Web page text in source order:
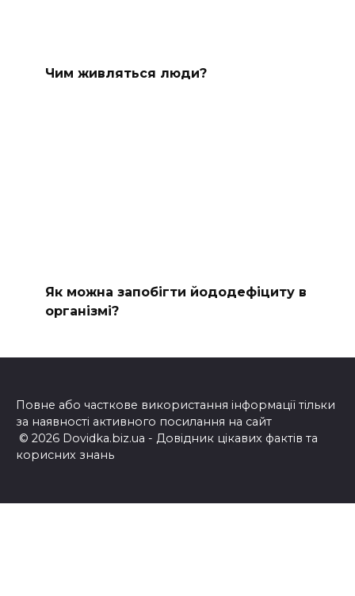
Чим живляться люди?
Як можна запобігти йододефіциту в
організмі?
Повне або часткове використання інформації тільки
за наявності активного посилання на сайт
© 2026 Dovidka.biz.ua - Довідник цікавих фактів та
корисних знань